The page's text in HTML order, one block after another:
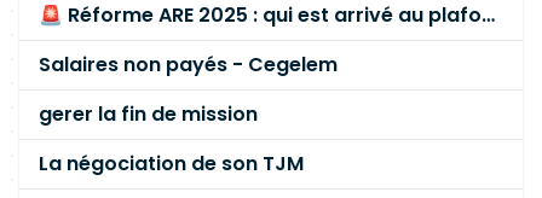
🚨 Réforme ARE 2025 : qui est arrivé au plafond des 60 % en gardant son entreprise ?
Salaires non payés - Cegelem
gerer la fin de mission
La négociation de son TJM